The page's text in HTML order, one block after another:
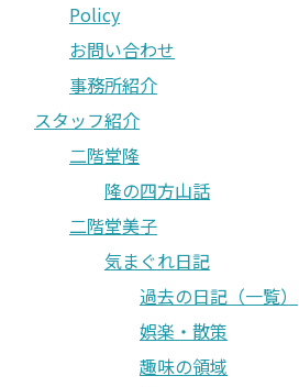
Policy
お問い合わせ
事務所紹介
スタッフ紹介
二階堂隆
隆の四方山話
二階堂美子
気まぐれ日記
過去の日記（一覧）
娯楽・散策
趣味の領域